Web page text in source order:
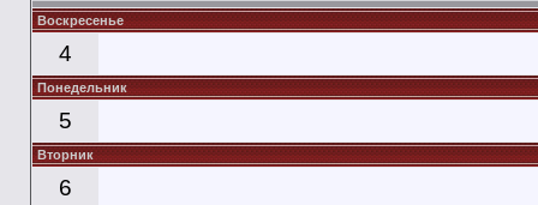
Воскресенье
4
Понедельник
5
Вторник
6